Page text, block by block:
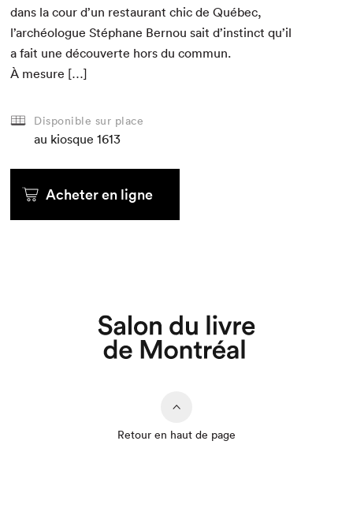
dans la cour d’un restau­rant chic de Québec,
l’archéologue Stéphane Bernou sait d’instinct qu’il
a fait une décou­verte hors du com­mun.
À mesure […]
Disponible sur place
au kiosque 1613
Acheter en ligne
Retour en haut de page